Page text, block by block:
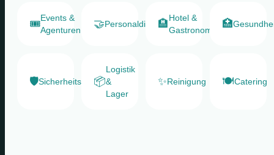
🎟️Events &
Agenturen
🤝Personaldienstleister
🏨Hotel &
Gastronomie
🏥
🛡️Sicherheitsdienste
📦
Logistik
&
Lager
✨Reinigung 🍽️Catering